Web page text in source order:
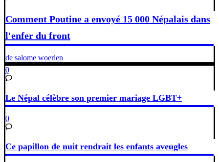
Comment Poutine a envoyé 15 000 Népalais dans
l'enfer du front
de salome woerlen
0
Le Népal célèbre son premier mariage LGBT+
0
Ce papillon de nuit rendrait les enfants aveugles